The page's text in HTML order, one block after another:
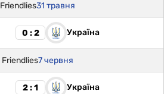
Friendlies31 травня
0 : 2 Україна
Friendlies7 червня
2 : 1 Україна